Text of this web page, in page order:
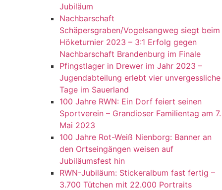
Jubiläum
Nachbarschaft
Schäpersgraben/Vogelsangweg siegt beim
Höketurnier 2023 – 3:1 Erfolg gegen
Nachbarschaft Brandenburg im Finale
Pfingstlager in Drewer im Jahr 2023 –
Jugendabteilung erlebt vier unvergessliche
Tage im Sauerland
100 Jahre RWN: Ein Dorf feiert seinen
Sportverein – Grandioser Familientag am 7.
Mai 2023
100 Jahre Rot-Weiß Nienborg: Banner an
den Ortseingängen weisen auf
Jubiläumsfest hin
RWN-Jubiläum: Stickeralbum fast fertig –
3.700 Tütchen mit 22.000 Portraits